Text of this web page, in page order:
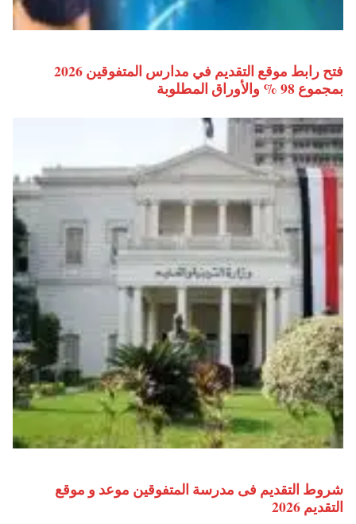
فتح رابط موقع التقديم في مدارس المتفوقين 2026
بمجموع 98 % والأوراق المطلوبة
شروط التقديم فى مدرسة المتفوقين موعد و موقع
التقديم 2026